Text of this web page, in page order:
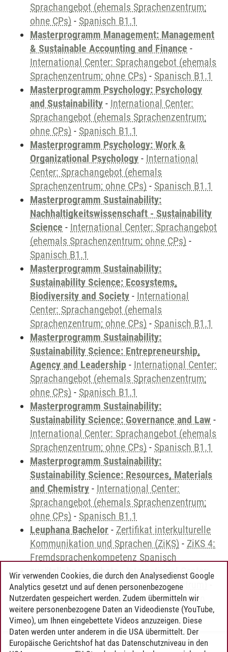
Sprachangebot (ehemals Sprachenzentrum;
ohne CPs) - Spanisch B1.1
Masterprogramm Management: Management
& Sustainable Accounting and Finance -
International Center: Sprachangebot (ehemals
Sprachenzentrum; ohne CPs) - Spanisch B1.1
Masterprogramm Psychology: Psychology
and Sustainability - International Center:
Sprachangebot (ehemals Sprachenzentrum;
ohne CPs) - Spanisch B1.1
Masterprogramm Psychology: Work &
Organizational Psychology - International
Center: Sprachangebot (ehemals
Sprachenzentrum; ohne CPs) - Spanisch B1.1
Masterprogramm Sustainability:
Nachhaltigkeitswissenschaft - Sustainability
Science - International Center: Sprachangebot
(ehemals Sprachenzentrum; ohne CPs) -
Spanisch B1.1
Masterprogramm Sustainability:
Sustainability Science: Ecosystems,
Biodiversity and Society - International
Center: Sprachangebot (ehemals
Sprachenzentrum; ohne CPs) - Spanisch B1.1
Masterprogramm Sustainability:
Sustainability Science: Entrepreneurship,
Agency and Leadership - International Center:
Sprachangebot (ehemals Sprachenzentrum;
ohne CPs) - Spanisch B1.1
Masterprogramm Sustainability:
Sustainability Science: Governance and Law -
International Center: Sprachangebot (ehemals
Sprachenzentrum; ohne CPs) - Spanisch B1.1
Masterprogramm Sustainability:
Sustainability Science: Resources, Materials
and Chemistry - International Center:
Sprachangebot (ehemals Sprachenzentrum;
ohne CPs) - Spanisch B1.1
Leuphana Bachelor - Zertifikat interkulturelle
Kommunikation und Sprachen (ZiKS) - ZiKS 4:
Fremdsprachenkompetenz Spanisch
zusätzliche Angebote- International Center:
Sprachangebot (ehemals Sprachenzentrum)
Sprachangebot und Sonderveranstaltungen
Timo Leder/30.06.2024
Wir verwenden Cookies, die durch den Analysedienst Google
Analytics gesetzt und auf denen personenbezogene
Nutzerdaten gespeichert werden. Zudem übermitteln wir
weitere personenbezogene Daten an Videodienste (YouTube,
Vimeo), um Ihnen eingebettete Videos anzuzeigen. Diese
Daten werden unter anderem in die USA übermittelt. Der
Europäische Gerichtshof hat das Datenschutzniveau in den